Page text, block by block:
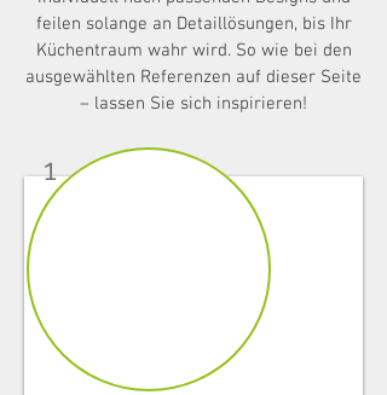
feilen solange an Detaillösungen, bis Ihr
Küchentraum wahr wird. So wie bei den
ausgewählten Referenzen auf dieser Seite
– lassen Sie sich inspirieren!
1